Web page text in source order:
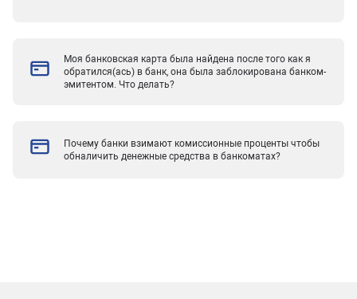
Моя банковская карта была найдена после того как я
обратился(ась) в банк, она была заблокирована банком-
эмитентом. Что делать?
Почему банки взимают комиссионные проценты чтобы
обналичить денежные средства в банкоматах?